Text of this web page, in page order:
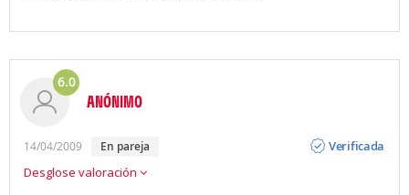
6.0
ANÓNIMO
14/04/2009 En pareja
Verificada
Desglose valoración